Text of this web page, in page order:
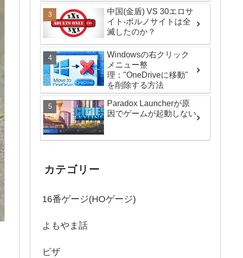
中国(金盾) VS 30エロサ
イト-ポルノサイトは全
滅したのか？
Windowsの右クリック
メニュー整
理："OneDriveに移動"
を削除する方法
Paradox Launcherが原
因でゲームが起動しない
カテゴリー
16番ゲージ(HOゲージ)
よもやま話
ビザ